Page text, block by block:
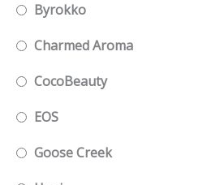
Byrokko
Charmed Aroma
CocoBeauty
EOS
Goose Creek